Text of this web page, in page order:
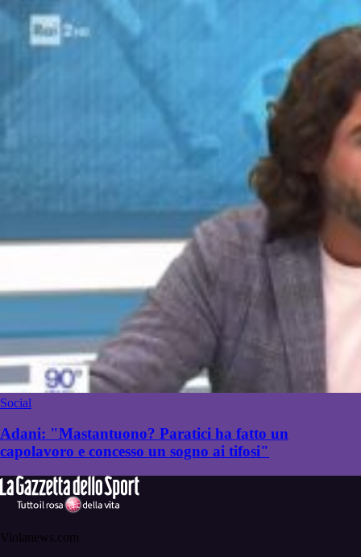
Social
Adani: "Mastantuono? Paratici ha fatto un
capolavoro e concesso un sogno ai tifosi"
Violanews.com